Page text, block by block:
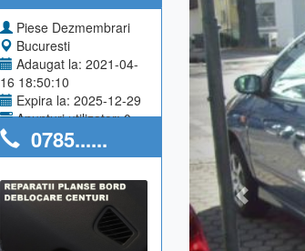
Piese Dezmembrari
Bucuresti
Adaugat la: 2021-04-
16 18:50:10
Expira la: 2025-12-29
Anunturi utilizator: 0
0785......